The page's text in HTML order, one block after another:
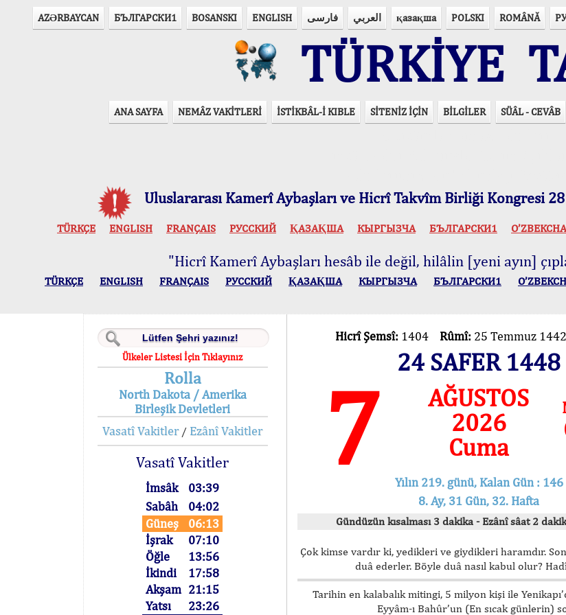
AZӘRBAYCAN БЪЛГАРСКИ1 BOSANSKI ENGLISH فارسی العربي қазақша POLSKI ROMÂNĂ
TÜRKİYE
ANA SAYFA NEMÂZ VAKİTLERİ İSTİKBÂL-İ KIBLE SİTENİZ İÇİN BİLGİLER SÜÂL - CEVÂB
Uluslararası Kamerî Aybaşları ve Hicrî Takvîm Birliği Kongresi
TÜRKÇE ENGLISH FRANÇAIS РУССКИЙ ҚАЗАҚША КЫPГЫЗЧA БЪЛГАРСКИ1 O’ZBEKCHA
"Hicrî Kamerî Aybaşları hesâb ile değil, hilâlin [yeni ayın]
TÜRKÇE ENGLISH FRANÇAIS РУССКИЙ ҚАЗАҚША КЫPГЫЗЧA БЪЛГАРСКИ1
Ülkeler Listesi İçin Tıklayınız
Rolla
North Dakota / Amerika
Birleşik Devletleri
Vasatî Vakitler/ Ezânî Vakitler
Vasatî Vakitler
İmsâk
03:39
Sabâh
04:02
Güneş
06:13
İşrak
07:10
Öğle
13:56
İkindi
17:58
Akşam 21:15
Yatsı
23:26
Hicrî Şemsî: 1404 Rûmî: 25 Temmuz
24 SAFER 1448
7
AĞUSTOS
2026
Cuma
Yılın 219. günü, Kalan Gün : 146
8. Ay, 31 Gün, 32. Hafta
Gündüzün kısalması 3 dakika - Ezânî sâat 2
Çok kimse vardır ki, yedikleri ve giydikleri haramdır.
duâ ederler. Böyle duâ nasıl kabul olur?
Tarihin en kalabalık mitingi, 5 milyon kişi ile
Eyyâm-ı Bahûr’un (En sıcak günlerin)